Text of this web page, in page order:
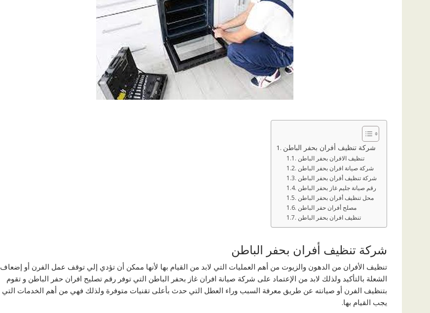
شركة تنظيف أفران بحفر الباطن
تنظيف الافران بحفر الباطن
شركة صيانة افران بحفر الباطن
شركة تنظيف أفران بحفر الباطن
رقم صيانة جليم غاز بحفر الباطن
محل تنظيف أفران بحفر الباطن
مصلح أفران حفر الباطن
تنظيف افران بحفر الباطن
شركة تنظيف أفران بحفر الباطن
تنظيف الأفران من الدهون والزيوت من أهم العمليات التي لابد من القيام بها لأنها ممكن أن تؤدي إلي توقف عمل الفرن أو إضعاف
الشعلة بالتأكيد ولذلك لابد من الإعتماد على شركة صيانة افران غاز بحفر الباطن التي توفر رقم تصليح افران حفر الباطن و تقوم
بتنظيف الفرن أو صيانته عن طريق معرفة السبب وراء العطل التي حدث بأعلى تقنيات متوفرة ولذلك فهي من أهم الخدمات التي
يجب القيام بها.